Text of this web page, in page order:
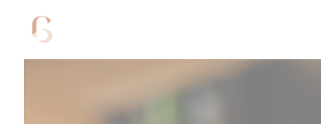
Панель управления cookies